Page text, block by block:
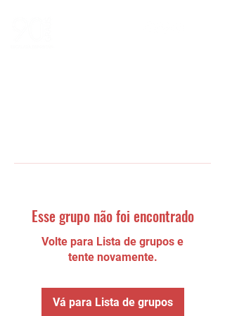
Esse grupo não foi encontrado
Volte para Lista de grupos e
tente novamente.
Vá para Lista de grupos